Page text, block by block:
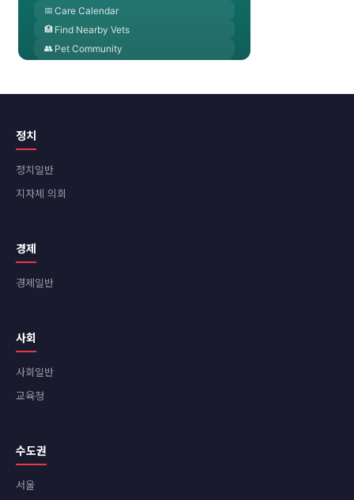
정치
정치일반
지자체 의회
경제
경제일반
사회
사회일반
교육청
수도권
서울